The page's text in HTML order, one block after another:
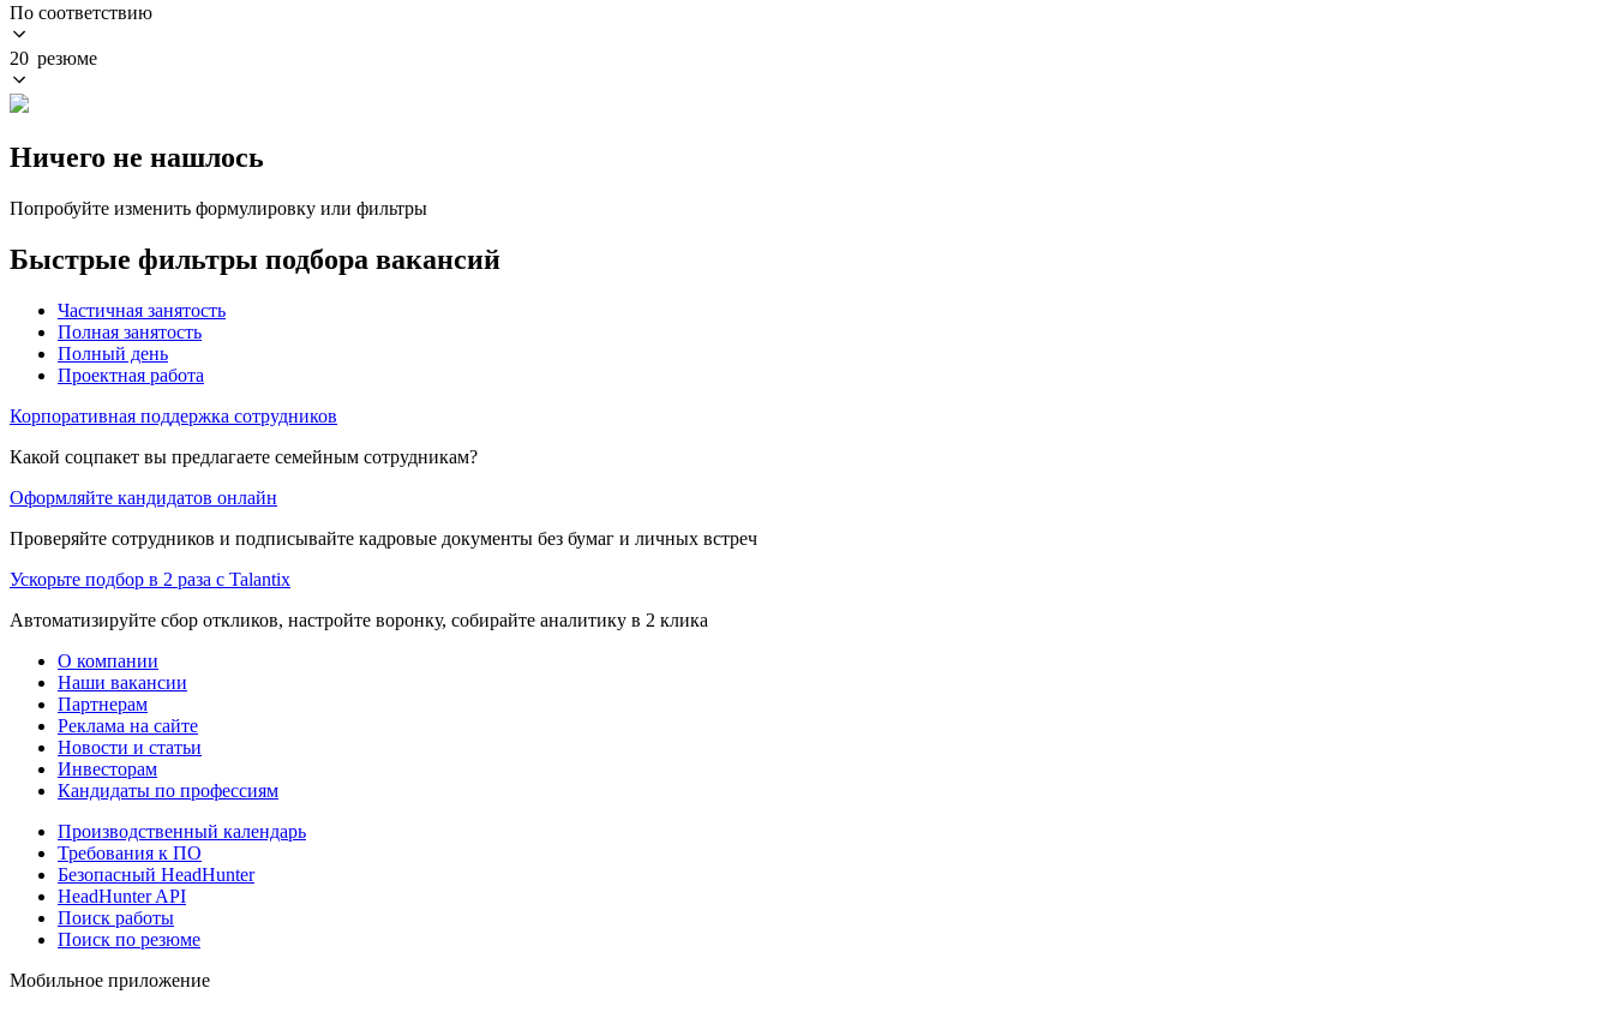
По соответствию
20 резюме
Ничего не нашлось
Попробуйте изменить формулировку или фильтры
Быстрые фильтры подбора вакансий
Частичная занятость
Полная занятость
Полный день
Проектная работа
Корпоративная поддержка сотрудников
Какой соцпакет вы предлагаете семейным сотрудникам?
Оформляйте кандидатов онлайн
Проверяйте сотрудников и подписывайте кадровые документы без бумаг и личных встреч
Ускорьте подбор в 2 раза с Talantix
Автоматизируйте сбор откликов, настройте воронку, собирайте аналитику в 2 клика
О компании
Наши вакансии
Партнерам
Реклама на сайте
Новости и статьи
Инвесторам
Кандидаты по профессиям
Производственный календарь
Требования к ПО
Безопасный HeadHunter
HeadHunter API
Поиск работы
Поиск по резюме
Мобильное приложение